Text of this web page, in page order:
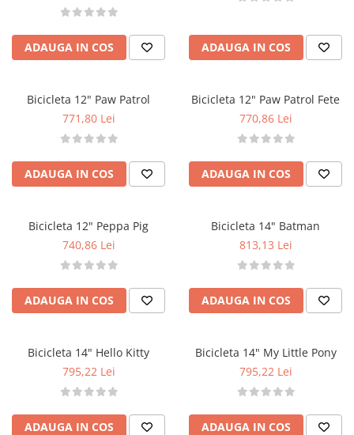
ADAUGA IN COS ADAUGA IN COS
Bicicleta 12" Paw Patrol
771,80 Lei
ADAUGA IN COS
Bicicleta 12" Paw Patrol Fete
770,86 Lei
ADAUGA IN COS
Bicicleta 12" Peppa Pig
740,86 Lei
ADAUGA IN COS
Bicicleta 14" Batman
813,13 Lei
ADAUGA IN COS
Bicicleta 14" Hello Kitty
795,22 Lei
ADAUGA IN COS
Bicicleta 14" My Little Pony
795,22 Lei
ADAUGA IN COS